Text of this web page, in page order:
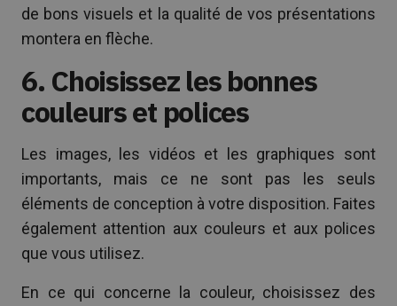
de bons visuels et la qualité de vos présentations
montera en flèche.
6. Choisissez les bonnes
couleurs et polices
Les images, les vidéos et les graphiques sont
importants, mais ce ne sont pas les seuls
éléments de conception à votre disposition. Faites
également attention aux couleurs et aux polices
que vous utilisez.
En ce qui concerne la couleur, choisissez des